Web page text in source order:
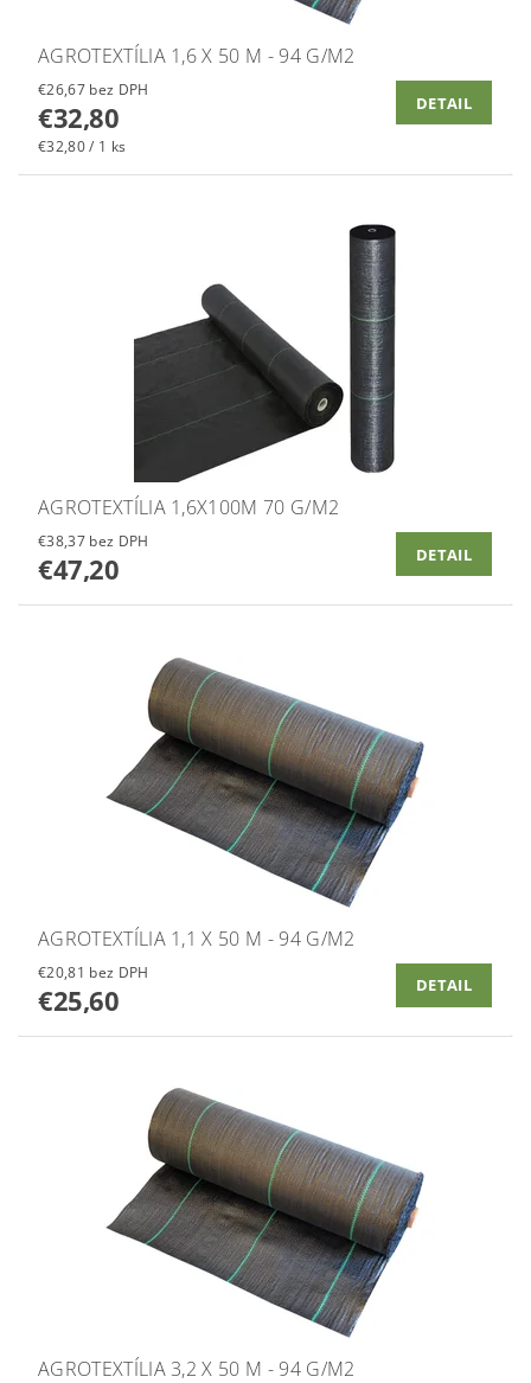
AGROTEXTÍLIA 1,6 X 50 M - 94 G/M2
€26,67 bez DPH
€32,80
€32,80 / 1 ks
DETAIL
AGROTEXTÍLIA 1,6X100M 70 G/M2
€38,37 bez DPH
€47,20 DETAIL
AGROTEXTÍLIA 1,1 X 50 M - 94 G/M2
€20,81 bez DPH
€25,60 DETAIL
AGROTEXTÍLIA 3,2 X 50 M - 94 G/M2